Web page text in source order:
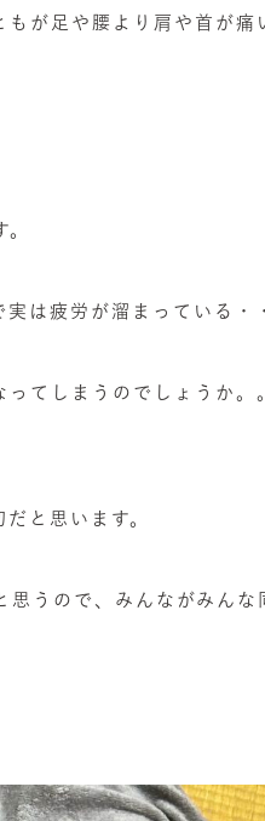
が足や腰より肩や首が痛
は疲労が溜まっている・
てしまうのでしょうか。
と思います。
うので、みんながみんな